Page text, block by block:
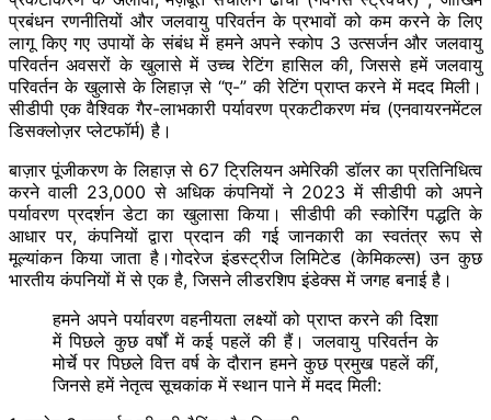
प्रबंधन रणनीतियों और जलवायु परिवर्तन के प्रभावों को कम करने के लिए
लागू किए गए उपायों के संबंध में हमने अपने स्कोप 3 उत्सर्जन और जलवायु
परिवर्तन अवसरों के खुलासे में उच्च रेटिंग हासिल की, जिससे हमें जलवायु
परिवर्तन के खुलासे के लिहाज़ से “ए-” की रेटिंग प्राप्त करने में मदद मिली।
सीडीपी एक वैश्विक गैर-लाभकारी पर्यावरण प्रकटीकरण मंच (एनवायरनमेंटल
डिसक्लोज़र प्लेटफॉर्म) है।
बाज़ार पूंजीकरण के लिहाज़ से 67 ट्रिलियन अमेरिकी डॉलर का प्रतिनिधित्व
करने वाली 23,000 से अधिक कंपनियों ने 2023 में सीडीपी को अपने
पर्यावरण प्रदर्शन डेटा का खुलासा किया। सीडीपी की स्कोरिंग पद्धति के
आधार पर, कंपनियों द्वारा प्रदान की गई जानकारी का स्वतंत्र रूप से
मूल्यांकन किया जाता है।गोदरेज इंडस्ट्रीज लिमिटेड (केमिकल्स) उन कुछ
भारतीय कंपनियों में से एक है, जिसने लीडरशिप इंडेक्स में जगह बनाई है।
हमने अपने पर्यावरण वहनीयता लक्ष्यों को प्राप्त करने की दिशा
में पिछले कुछ वर्षों में कई पहलें की हैं। जलवायु परिवर्तन के
मोर्चे पर पिछले वित्त वर्ष के दौरान हमने कुछ प्रमुख पहलें कीं,
जिनसे हमें नेतृत्व सूचकांक में स्थान पाने में मदद मिली: